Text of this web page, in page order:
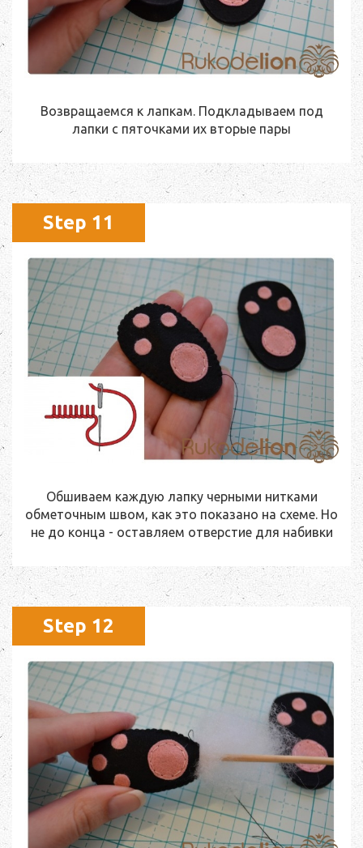
Возвращаемся к лапкам. Подкладываем под
лапки с пяточками их вторые пары
Step 11
Обшиваем каждую лапку черными нитками
обметочным швом, как это показано на схеме. Но
не до конца - оставляем отверстие для набивки
Step 12